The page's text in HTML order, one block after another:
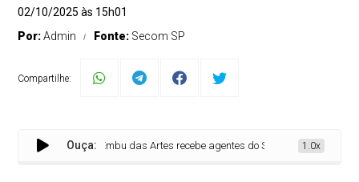
02/10/2025 às 15h01
Por:Admin Fonte: Secom SP
Compartilhe:
Ouça:
Embu das Artes recebe agentes do SuperAção SP nesta
1.0x